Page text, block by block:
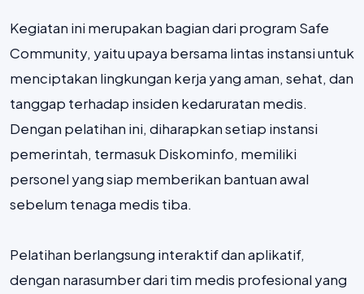
Kegiatan ini merupakan bagian dari program Safe
Community, yaitu upaya bersama lintas instansi untuk
menciptakan lingkungan kerja yang aman, sehat, dan
tanggap terhadap insiden kedaruratan medis.
Dengan pelatihan ini, diharapkan setiap instansi
pemerintah, termasuk Diskominfo, memiliki
personel yang siap memberikan bantuan awal
sebelum tenaga medis tiba.
Pelatihan berlangsung interaktif dan aplikatif,
dengan narasumber dari tim medis profesional yang